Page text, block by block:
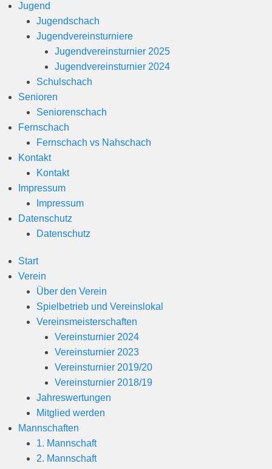
Jugend
Jugendschach
Jugendvereinsturniere
Jugendvereinsturnier 2025
Jugendvereinsturnier 2024
Schulschach
Senioren
Seniorenschach
Fernschach
Fernschach vs Nahschach
Kontakt
Kontakt
Impressum
Impressum
Datenschutz
Datenschutz
Start
Verein
Über den Verein
Spielbetrieb und Vereinslokal
Vereinsmeisterschaften
Vereinsturnier 2024
Vereinsturnier 2023
Vereinsturnier 2019/20
Vereinsturnier 2018/19
Jahreswertungen
Mitglied werden
Mannschaften
1. Mannschaft
2. Mannschaft